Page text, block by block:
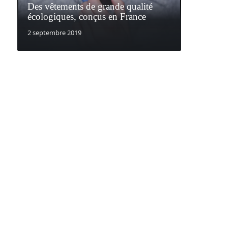
Des vêtements de grande qualité
écologiques, conçus en France
2 septembre 2019